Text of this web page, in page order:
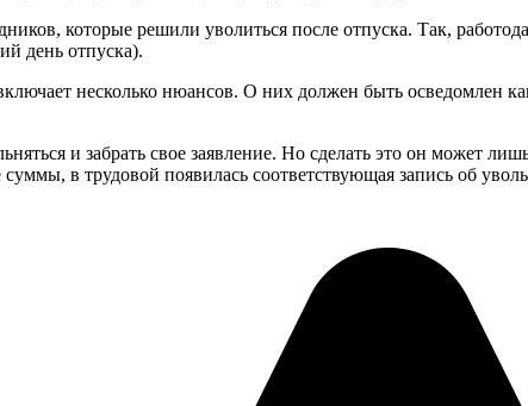
которые решили уволиться после отпуска. Так,
день отпуска).
несколько нюансов. О них должен быть осведомлен
и забрать свое заявление. Но сделать это он может
в трудовой появилась соответствующая запись об